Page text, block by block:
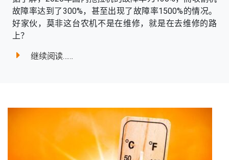
故障率达到了300%，甚至出现了故障率1500%的情况。
好家伙，莫非这台农机不是在维修，就是在去维修的路
上？
继续阅读……